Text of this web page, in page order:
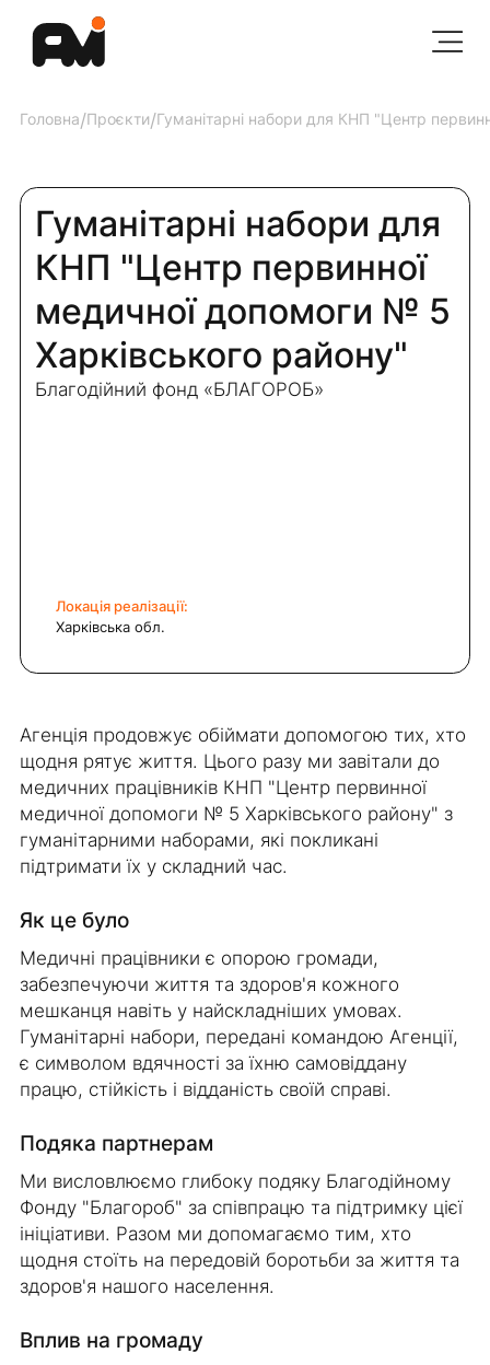
Головна/Проєкти/Гуманітарні набори для КНП "Центр
Гуманітарні набори для
КНП "Центр первинної
медичної допомоги № 5
Харківського району"
Благодійний фонд «БЛАГОРОБ»
Локація реалізації:
Харківська обл.
Агенція продовжує обіймати допомогою тих, хто
щодня рятує життя. Цього разу ми завітали до
медичних працівників КНП "Центр первинної
медичної допомоги № 5 Харківського району" з
гуманітарними наборами, які покликані
підтримати їх у складний час.
Як це було
Медичні працівники є опорою громади,
забезпечуючи життя та здоров'я кожного
мешканця навіть у найскладніших умовах.
Гуманітарні набори, передані командою Агенції,
є символом вдячності за їхню самовіддану
працю, стійкість і відданість своїй справі.
Подяка партнерам
Ми висловлюємо глибоку подяку Благодійному
Фонду "Благороб" за співпрацю та підтримку цієї
ініціативи. Разом ми допомагаємо тим, хто
щодня стоїть на передовій боротьби за життя та
здоров'я нашого населення.
Вплив на громаду